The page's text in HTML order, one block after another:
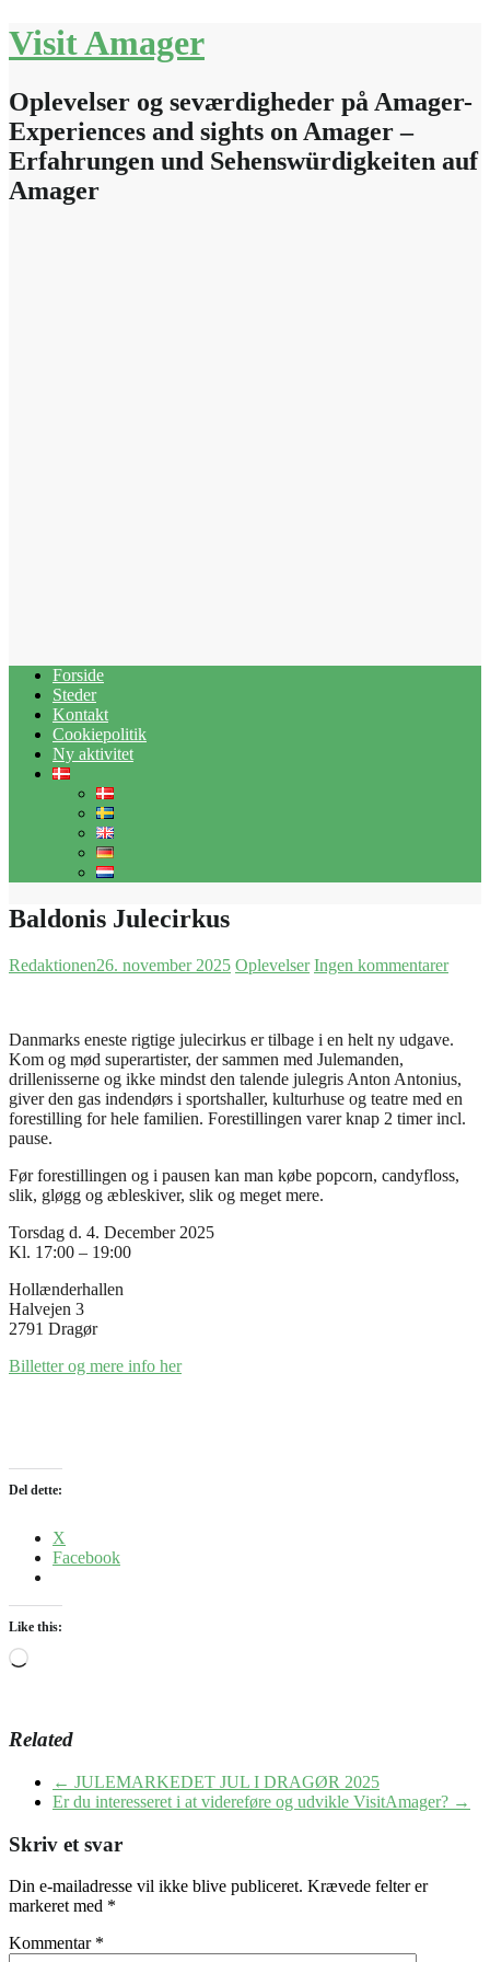
Skip
to
Visit Amager
Oplevelser og seværdigheder på Amager-
Experiences and sights on Amager –
Erfahrungen und Sehenswürdigkeiten auf
Amager
Forside
Steder
Kontakt
Cookiepolitik
Ny aktivitet
Baldonis Julecirkus
Redaktionen26. november 2025 Oplevelser Ingen kommentarer
Danmarks eneste rigtige julecirkus er tilbage i en helt ny udgave.
Kom og mød superartister, der sammen med Julemanden,
drillenisserne og ikke mindst den talende julegris Anton Antonius,
giver den gas indendørs i sportshaller, kulturhuse og teatre med en
forestilling for hele familien. Forestillingen varer knap 2 timer incl.
pause.
Før forestillingen og i pausen kan man købe popcorn, candyfloss,
slik, gløgg og æbleskiver, slik og meget mere.
Torsdag d. 4. December 2025
Kl. 17:00 – 19:00
Hollænderhallen
Halvejen 3
2791 Dragør
Billetter og mere info her
Del dette:
X
Facebook
Like this:
Loading…
Related
← JULEMARKEDET JUL I DRAGØR 2025
Er du interesseret i at videreføre og udvikle VisitAmager? →
Skriv et svar
Din e-mailadresse vil ikke blive publiceret. Krævede felter er
markeret med *
Kommentar *